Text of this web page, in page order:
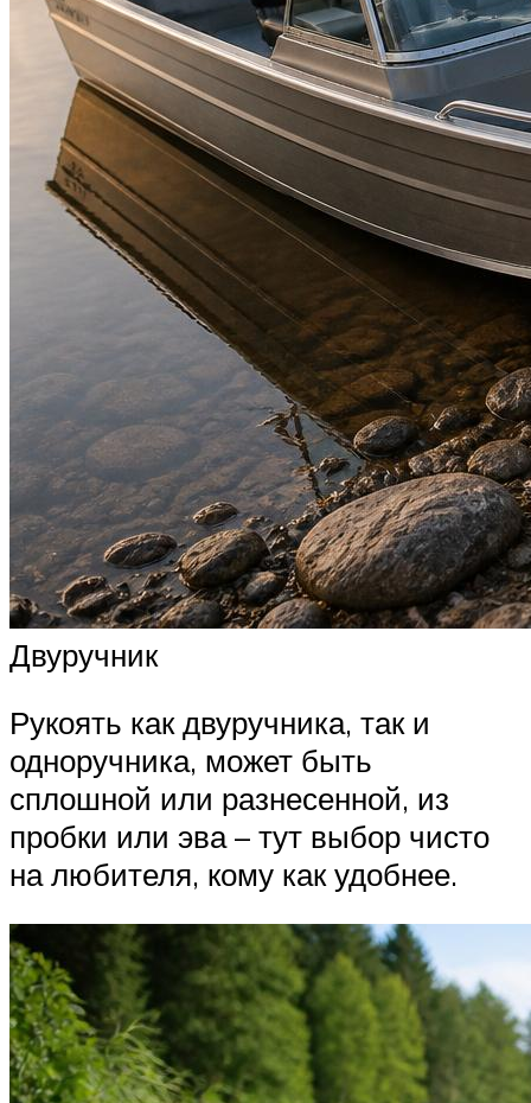
Двуручник
Рукоять как двуручника, так и
одноручника, может быть
сплошной или разнесенной, из
пробки или эва – тут выбор чисто
на любителя, кому как удобнее.